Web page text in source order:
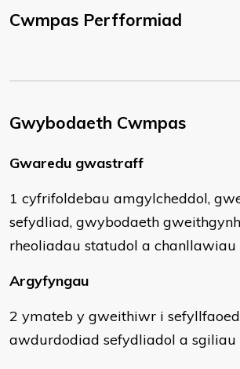
Cwmpas Perfformiad
Gwybodaeth Cwmpas
Gwaredu gwastraff
1 cyfrifoldebau amgylcheddol,
sefydliad, gwybodaeth
rheoliadau statudol a chanllawiau
Argyfyngau
2 ymateb y gweithiwr i
awdurdodiad sefydliadol a sgiliau